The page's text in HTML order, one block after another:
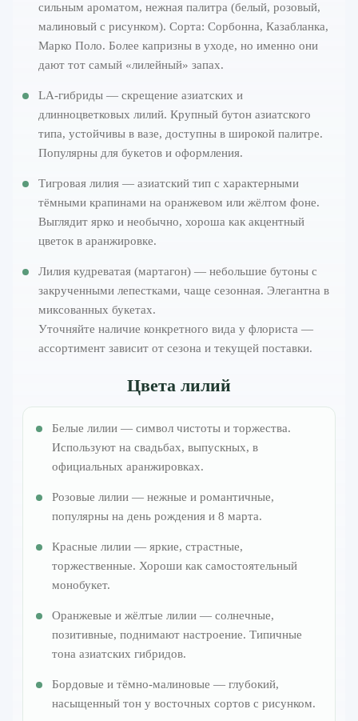
сильным ароматом, нежная палитра (белый, розовый,
малиновый с рисунком). Сорта: Сорбонна, Казабланка,
Марко Поло. Более капризны в уходе, но именно они
дают тот самый «лилейный» запах.
LA-гибриды — скрещение азиатских и
длинноцветковых лилий. Крупный бутон азиатского
типа, устойчивы в вазе, доступны в широкой палитре.
Популярны для букетов и оформления.
Тигровая лилия — азиатский тип с характерными
тёмными крапинами на оранжевом или жёлтом фоне.
Выглядит ярко и необычно, хороша как акцентный
цветок в аранжировке.
Лилия кудреватая (мартагон) — небольшие бутоны с
закрученными лепестками, чаще сезонная. Элегантна в
миксованных букетах.
Уточняйте наличие конкретного вида у флориста —
ассортимент зависит от сезона и текущей поставки.
Цвета лилий
Белые лилии — символ чистоты и торжества.
Используют на свадьбах, выпускных, в
официальных аранжировках.
Розовые лилии — нежные и романтичные,
популярны на день рождения и 8 марта.
Красные лилии — яркие, страстные,
торжественные. Хороши как самостоятельный
монобукет.
Оранжевые и жёлтые лилии — солнечные,
позитивные, поднимают настроение. Типичные
тона азиатских гибридов.
Бордовые и тёмно-малиновые — глубокий,
насыщенный тон у восточных сортов с рисунком.